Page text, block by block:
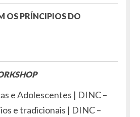
OS PRÍNCIPIOS DO
e Adolescentes | DINC –
e tradicionais | DINC –